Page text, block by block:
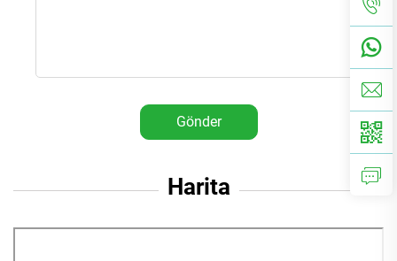
Gönder
Harita